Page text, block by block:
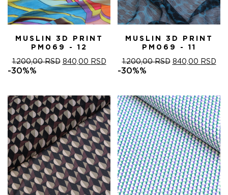
MUSLIN 3D PRINT
PM069 - 12
1.200,00RSD ОРИГИНАЛНА
1.200,00 RSD.
840,00 RSDТРЕНУТНА
ЦЕНА
-30%%
MUSLIN 3D PRINT
PM069 - 11
1.200,00RSD ОРИГИНАЛНА
1.200,00 RSD.
840,00 RSD
-30%%